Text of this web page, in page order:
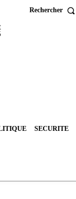
Rechercher
SECURITE